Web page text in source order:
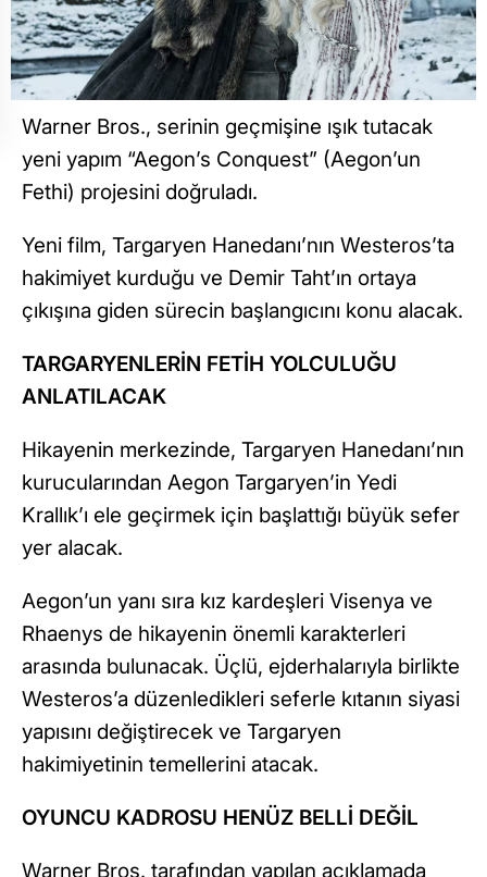
Warner Bros., serinin geçmişine ışık tutacak
yeni yapım “Aegon’s Conquest” (Aegon’un
Fethi) projesini doğruladı.
Yeni film, Targaryen Hanedanı’nın Westeros’ta
hakimiyet kurduğu ve Demir Taht’ın ortaya
çıkışına giden sürecin başlangıcını konu alacak.
TARGARYENLERİN FETİH YOLCULUĞU
ANLATILACAK
Hikayenin merkezinde, Targaryen Hanedanı’nın
kurucularından Aegon Targaryen’in Yedi
Krallık’ı ele geçirmek için başlattığı büyük sefer
yer alacak.
Aegon’un yanı sıra kız kardeşleri Visenya ve
Rhaenys de hikayenin önemli karakterleri
arasında bulunacak. Üçlü, ejderhalarıyla birlikte
Westeros’a düzenledikleri seferle kıtanın siyasi
yapısını değiştirecek ve Targaryen
hakimiyetinin temellerini atacak.
OYUNCU KADROSU HENÜZ BELLİ DEĞİL
Warner Bros. tarafından yapılan açıklamada